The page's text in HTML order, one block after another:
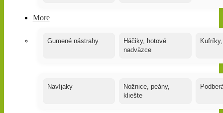
More
Gumené nástrahy
Háčiky, hotové
nadväzce
Navíjaky
Nožnice, peány,
kliešte